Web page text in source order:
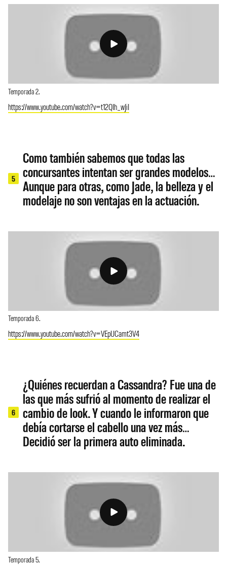
Temporada 2.
https://www.youtube.com/watch?v=t12QIh_wJiI
5
Como también sabemos que todas las
concursantes intentan ser grandes modelos…
Aunque para otras, como Jade, la belleza y el
modelaje no son ventajas en la actuación.
Temporada 6.
https://www.youtube.com/watch?v=VEpUCamt3V4
6
¿Quiénes recuerdan a Cassandra? Fue una de
las que más sufrió al momento de realizar el
cambio de look. Y cuando le informaron que
debía cortarse el cabello una vez más…
Decidió ser la primera auto eliminada.
Temporada 5.